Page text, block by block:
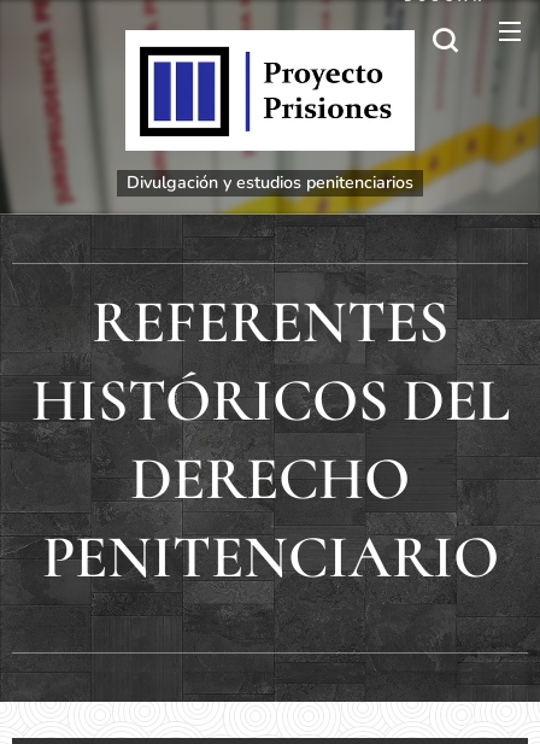
Divulgación y estudios penitenciarios
REFERENTES
HISTÓRICOS DEL
DERECHO
PENITENCIARIO